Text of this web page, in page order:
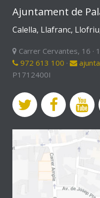
Ajuntament de
Calella, Llafranc,
Carrer Cervantes, 16 ·
972 613 100 ·
P1712400I